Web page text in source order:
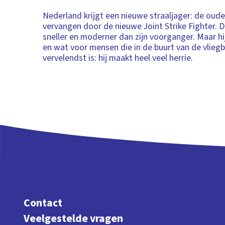
Nederland krijgt een nieuwe straaljager: de
vervangen door de nieuwe Joint Strike Fighter.
sneller en moderner dan zijn voorganger. Maar
en wat voor mensen die in de buurt van de
vervelendst is: hij maakt heel veel herrie.
Contact
Veelgestelde vragen